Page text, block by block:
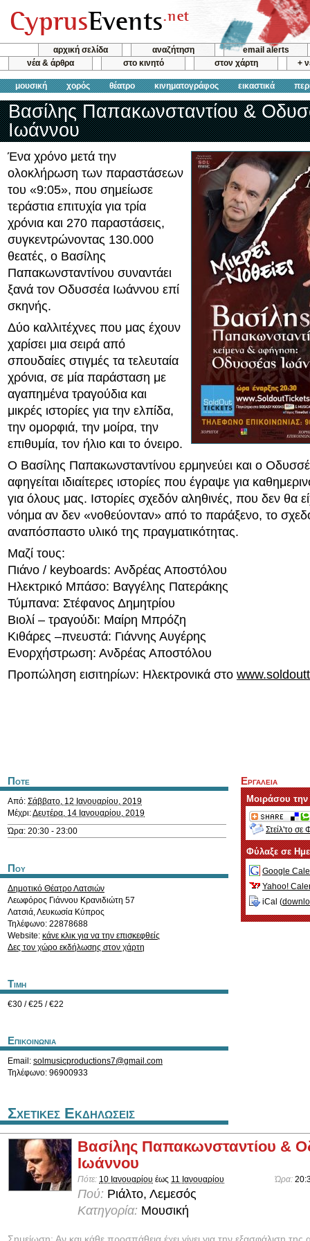
αρχική σελίδα αναζήτηση
email alerts
νέα & άρθρα
στο κινητό στον χάρτη +
μουσική χορός θέατρο κινηματογράφος εικαστικά
Βασίλης Παπακωνσταντίου &
Ιωάννου
Ένα χρόνο μετά την
ολοκλήρωση των παραστάσεων
του «9:05», που σημείωσε
τεράστια επιτυχία για τρία
χρόνια και 270 παραστάσεις,
συγκεντρώνοντας 130.000
θεατές, ο Βασίλης
Παπακωνσταντίνου συναντάει
ξανά τον Οδυσσέα Ιωάννου επί
σκηνής.
Δύο καλλιτέχνες που μας έχουν
χαρίσει μια σειρά από
σπουδαίες στιγμές τα τελευταία
χρόνια, σε μία παράσταση με
αγαπημένα τραγούδια και
μικρές ιστορίες για την ελπίδα,
την ομορφιά, την μοίρα, την
επιθυμία, τον ήλιο και το όνειρο.
Ο Βασίλης Παπακωνσταντίνου ερμηνεύει και ο
αφηγείται ιδιαίτερες ιστορίες που έγραψε για
για όλους μας. Ιστορίες σχεδόν αληθινές, που δεν θα
νόημα αν δεν «νοθεύονταν» από το παράξενο, το
αναπόσπαστο υλικό της πραγματικότητας.
Μαζί τους:
Πιάνο / keyboards: Ανδρέας Αποστόλου
Ηλεκτρικό Μπάσο: Βαγγέλης Πατεράκης
Τύμπανα: Στέφανος Δημητρίου
Βιολί – τραγούδι: Μαίρη Μπρόζη
Κιθάρες –πνευστά: Γιάννης Αυγέρης
Ενορχήστρωση: Ανδρέας Αποστόλου
Προπώληση εισιτηρίων: Ηλεκτρονικά στο
Ποτε
Από: Σάββατο, 12 Ιανουαρίου, 2019
Μέχρι:Δευτέρα, 14 Ιανουαρίου, 2019
Ώρα: 20:30 - 23:00
Που
Δημοτικό Θέατρο Λατσιών
Λεωφόρος Γιάννου Κρανιδιώτη 57
Λατσιά,Λευκωσία Κύπρος
Τηλέφωνο: 22878688
Website: κάνε κλικ για να την επισκεφθείς
Δες τον χώρο εκδήλωσης στον χάρτη
Τιμη
€30 / €25 / €22
Επικοινωνια
Email: solmusicproductions7@gmail.com
Τηλέφωνο: 96900933
Εργαλεια
Μοιράσου
Στείλ'το σε
Φύλαξε σε
Google
Yahoo!
iCal (
Σχετικες Εκδηλωσεις
Βασίλης Παπακωνσταντίου &
Ιωάννου
Πότε: 10 Ιανουαρίου έως 11 Ιανουαρίου Ώρα:
Πού: Ριάλτο, Λεμεσός
Κατηγορία: Μουσική